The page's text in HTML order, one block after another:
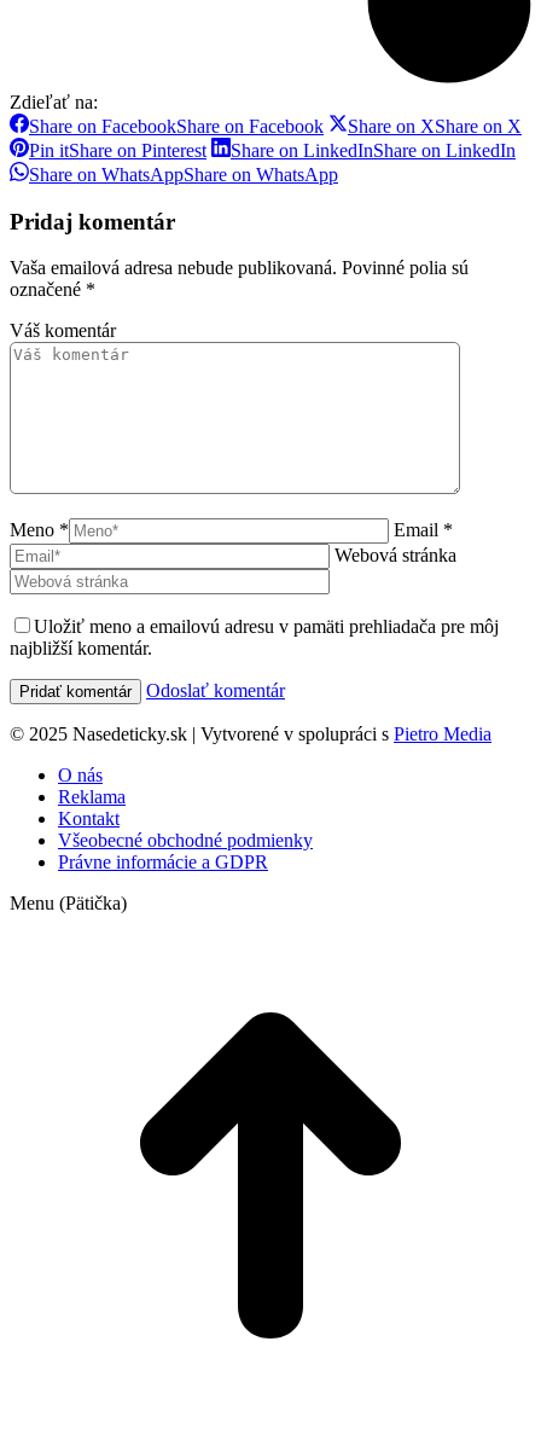
Zdieľať na:
Share on FacebookShare on Facebook Share on XShare on X
Pin itShare on Pinterest Share on LinkedInShare on LinkedIn
Share on WhatsAppShare on WhatsApp
Pridaj komentár
Vaša emailová adresa nebude publikovaná. Povinné polia sú
označené *
Váš komentár
Meno *
Email *
Webová stránka
Uložiť meno a emailovú adresu v pamäti prehliadača pre môj
najbližší komentár.
Odoslať komentár
© 2025 Nasedeticky.sk | Vytvorené v spolupráci s Pietro Media
O nás
Reklama
Kontakt
Všeobecné obchodné podmienky
Právne informácie a GDPR
Menu (Pätička)